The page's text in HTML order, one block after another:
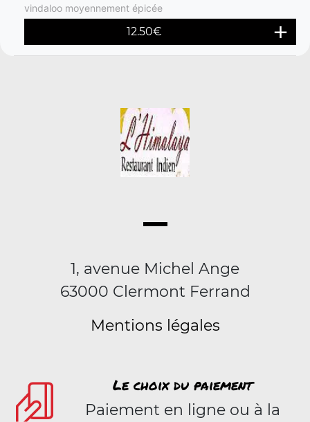
vindaloo moyennement épicée
12.50€
1, avenue Michel Ange
63000 Clermont Ferrand
Mentions légales
Le choix du paiement
Paiement en ligne ou à la